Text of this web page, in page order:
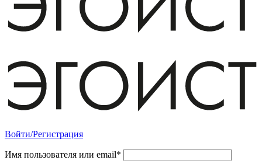
Войти/Регистрация
Имя пользователя или email*